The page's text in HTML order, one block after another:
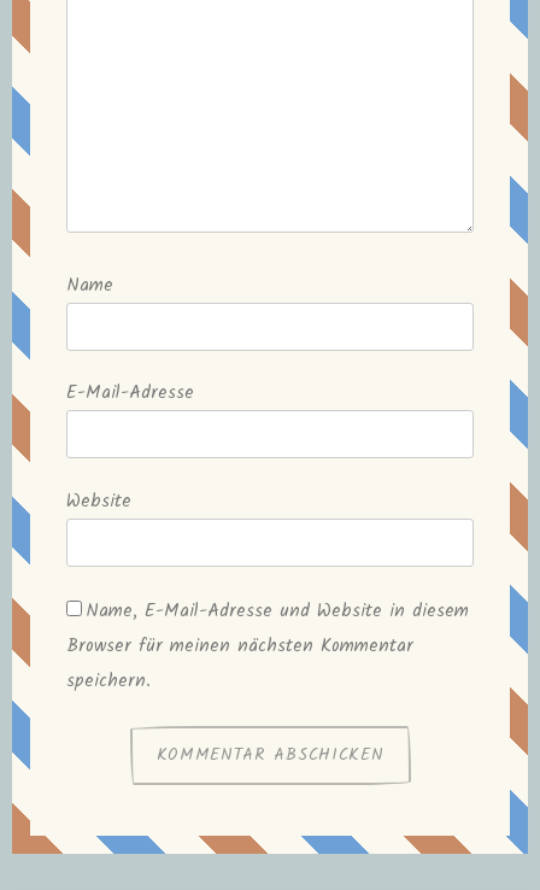
Name
E-Mail-Adresse
Website
Name, E-Mail-Adresse und Website in diesem
Browser für meinen nächsten Kommentar
speichern.